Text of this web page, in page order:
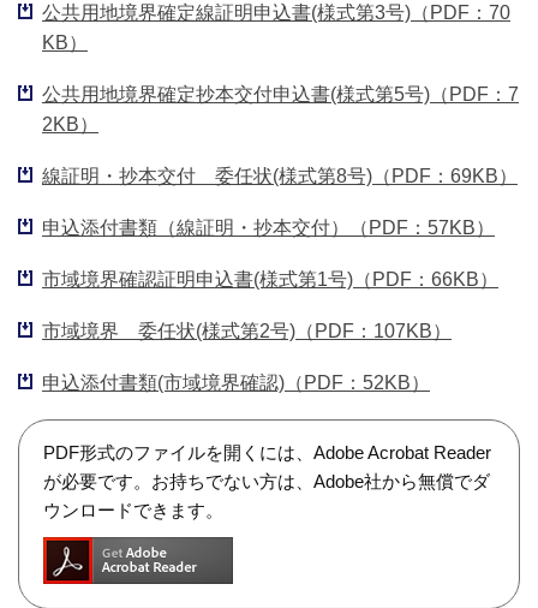
公共用地境界確定線証明申込書(様式第3号)（PDF：70
KB）
公共用地境界確定抄本交付申込書(様式第5号)（PDF：7
2KB）
線証明・抄本交付 委任状(様式第8号)（PDF：69KB）
申込添付書類（線証明・抄本交付）（PDF：57KB）
市域境界確認証明申込書(様式第1号)（PDF：66KB）
市域境界 委任状(様式第2号)（PDF：107KB）
申込添付書類(市域境界確認)（PDF：52KB）
PDF形式のファイルを開くには、Adobe Acrobat Reader
が必要です。お持ちでない方は、Adobe社から無償でダ
ウンロードできます。